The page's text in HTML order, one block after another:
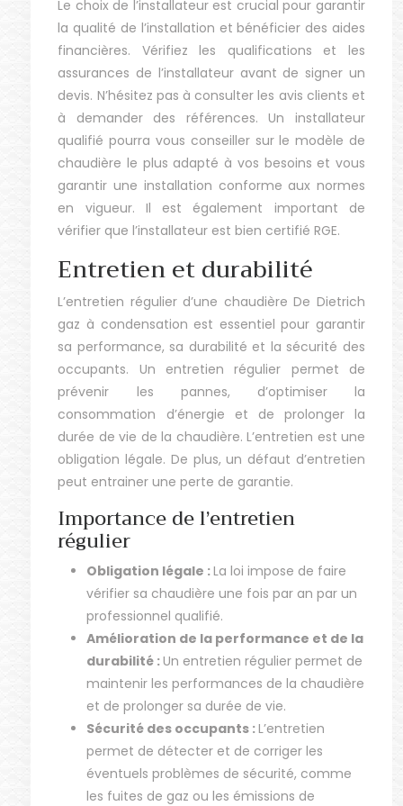
Le choix de l’installateur est crucial pour garantir
la qualité de l’installation et bénéficier des aides
financières. Vérifiez les qualifications et les
assurances de l’installateur avant de signer un
devis. N’hésitez pas à consulter les avis clients et
à demander des références. Un installateur
qualifié pourra vous conseiller sur le modèle de
chaudière le plus adapté à vos besoins et vous
garantir une installation conforme aux normes
en vigueur. Il est également important de
vérifier que l’installateur est bien certifié RGE.
Entretien et durabilité
L’entretien régulier d’une chaudière De Dietrich
gaz à condensation est essentiel pour garantir
sa performance, sa durabilité et la sécurité des
occupants. Un entretien régulier permet de
prévenir les pannes, d’optimiser la
consommation d’énergie et de prolonger la
durée de vie de la chaudière. L’entretien est une
obligation légale. De plus, un défaut d’entretien
peut entrainer une perte de garantie.
Importance de l’entretien
régulier
Obligation légale :La loi impose de faire
vérifier sa chaudière une fois par an par un
professionnel qualifié.
Amélioration de la performance et de la
durabilité :Un entretien régulier permet de
maintenir les performances de la chaudière
et de prolonger sa durée de vie.
Sécurité des occupants :L’entretien
permet de détecter et de corriger les
éventuels problèmes de sécurité, comme
les fuites de gaz ou les émissions de